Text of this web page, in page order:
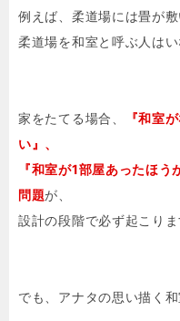
例えば、柔道場には畳が敷
柔道場を和室と呼ぶ人はい
家をたてる場合、
『和室
い』、
『和室が1部屋あったほ
問題が、
設計の段階で必ず起こりま
でも、アナタの思い描く